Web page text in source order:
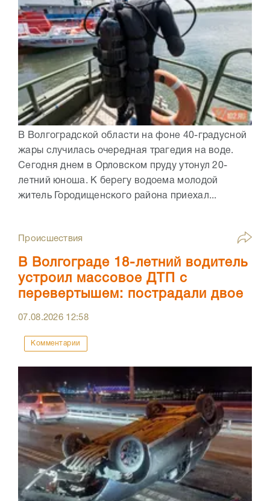
В Волгоградской области на фоне 40-градусной
жары случилась очередная трагедия на воде.
Сегодня днем в Орловском пруду утонул 20-
летний юноша. К берегу водоема молодой
житель Городищенского района приехал...
Происшествия
В Волгограде 18-летний водитель
устроил массовое ДТП с
перевертышем: пострадали двое
07.08.2026 12:58
Комментарии